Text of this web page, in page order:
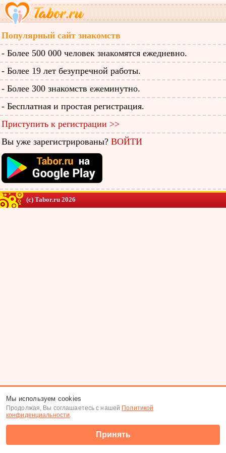
Популярный сайт знакомств
- Более 500 000 человек знакомятся ежедневно.
- Более 19 лет безупречной работы.
- Более 300 знакомств ежеминутно.
- Бесплатная и простая регистрация.
Приступить к регистрации >>
Вы уже зарегистрированы? ВОЙТИ
(c) Tabor.ru 2026
Мы используем cookies
Продолжая, Вы соглашаетесь с нашей Политикой
конфиденциальности.
Принять